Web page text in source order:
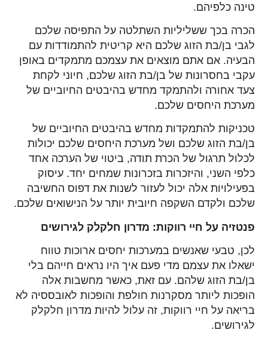
טינה כלפיהם.
הכרה בכך ששליליות השתלטה על התפיסה שלכם
לגבי בן/בת הזוג שלכם היא קריטית להתמודדות עם
הבעיה. אם אתם מוצאים את עצמכם מתמקדים באופן
עקבי בחסרונות של בן/בת הזוג שלכם, חיוני לקחת
צעד אחורה ולהתמקד מחדש בהיבטים החיוביים של
מערכת היחסים שלכם.
טכניקות להתמקדות מחדש בהיבטים החיוביים של
בן/בת הזוג שלכם ושל מערכת היחסים שלכם יכולות
לכלול תרגול של הכרת תודה, ביטוי של הערכה אחד
כלפי השני, והיזכרות בזכרונות שמחים יחד. עיסוק
בפעילויות אלה יכול לעזור לשנות את דפוס החשיבה
שלכם ולקדם השקפה חיובית יותר על הנישואים שלכם.
פנטזיה על חיי רווקות: מדרון חלקלק לגירושים
לכן, טבעי שאנשים במערכות יחסים ארוכות טווח
ישאלו את עצמם מדי פעם איך היו נראים חייהם בלי
בן/בת הזוג שלהם. עם זאת, כאשר מחשבות אלה
הופכות ליותר מסקרנות חולפת והופכות לאובססיה לא
בריאה על חיי רווקות, זה עלול להיות מדרון חלקלק
לגירושים.